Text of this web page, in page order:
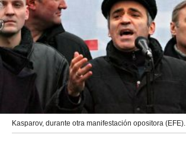
Kasparov, durante otra manifestación opositora (EFE).